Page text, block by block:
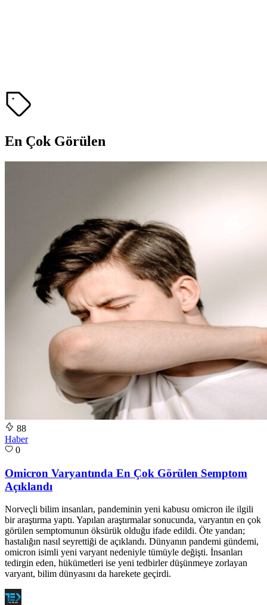
En Çok Görülen
88
Haber
0
Omicron Varyantında En Çok Görülen Semptom
Açıklandı
Norveçli bilim insanları, pandeminin yeni kabusu omicron ile ilgili
bir araştırma yaptı. Yapılan araştırmalar sonucunda, varyantın en çok
görülen semptomunun öksürük olduğu ifade edildi. Öte yandan;
hastalığın nasıl seyrettiği de açıklandı. Dünyanın pandemi gündemi,
omicron isimli yeni varyant nedeniyle tümüyle değişti. İnsanları
tedirgin eden, hükümetleri ise yeni tedbirler düşünmeye zorlayan
varyant, bilim dünyasını da harekete geçirdi.